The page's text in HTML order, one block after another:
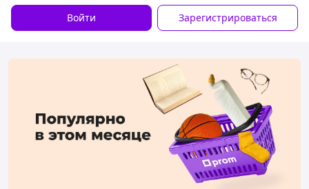
Войти Зарегистрироваться